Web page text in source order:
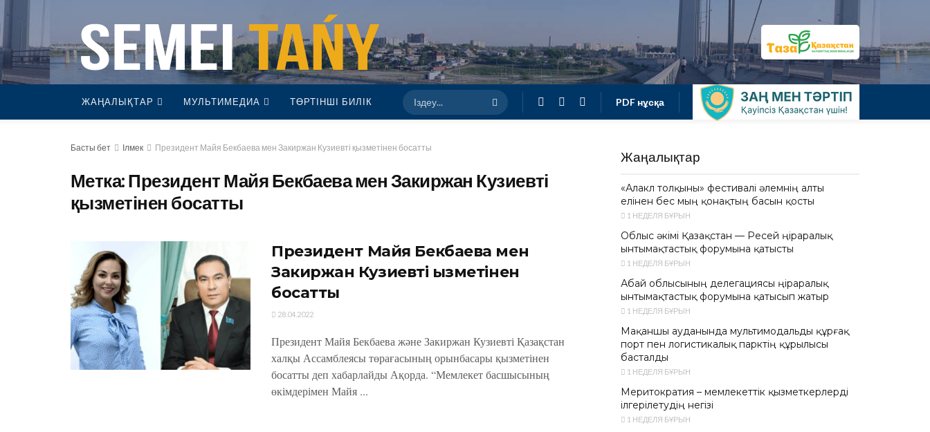
ЖАҢАЛЫҚТАР МУЛЬТИМЕДИА ТӨРТІНШІ БИЛІК PDF нұсқа
Басты бет Ілмек Президент Майя Бекбаева мен Закиржан Кузиевті қызметінен босатты
Метка:Президент Майя Бекбаева мен Закиржан Кузиевті
қызметінен босатты
Президент Майя Бекбаева мен
Закиржан Кузиевті қызметінен
босатты
28.04.2022
Президент Майя Бекбаева және Закиржан Кузиевті Қазақстан
халқы Ассамблеясы төрағасының орынбасары қызметінен
босатты деп хабарлайды Ақорда. “Мемлекет басшысының
өкімдерімен Майя ...
Жаңалықтар
«Алакөл толқыны» фестивалі әлемнің алты
елінен бес мың қонақтың басын қосты
1 НЕДЕЛЯ БҰРЫН
Облыс әкімі Қазақстан — Ресей өңіраралық
ынтымақтастық форумына қатысты
1 НЕДЕЛЯ БҰРЫН
Абай облысының делегациясы өңіраралық
ынтымақтастық форумына қатысып жатыр
1 НЕДЕЛЯ БҰРЫН
Мақаншы ауданында мультимодальды құрғақ
порт пен логистикалық парктің құрылысы
басталды
1 НЕДЕЛЯ БҰРЫН
Меритократия – мемлекеттік қызметкерлерді
ілгерілетудің негізі
1 НЕДЕЛЯ БҰРЫН